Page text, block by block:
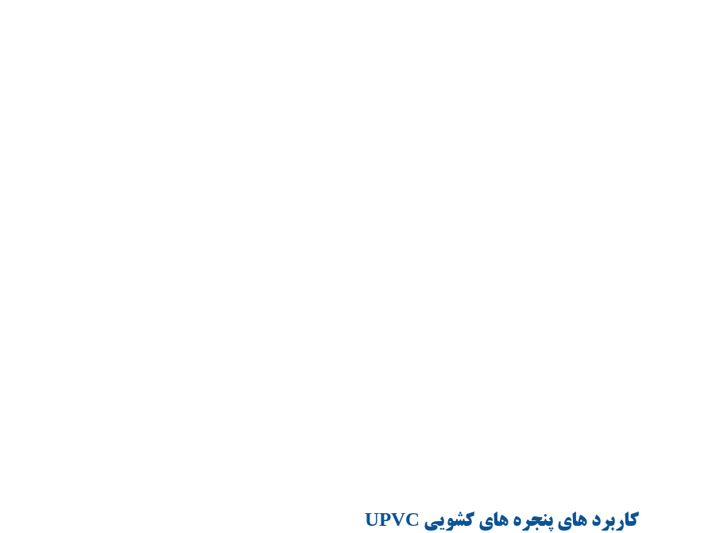
کاربرد های پنجره های کشویی UPVC